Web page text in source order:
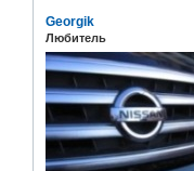
Georgik
Любитель